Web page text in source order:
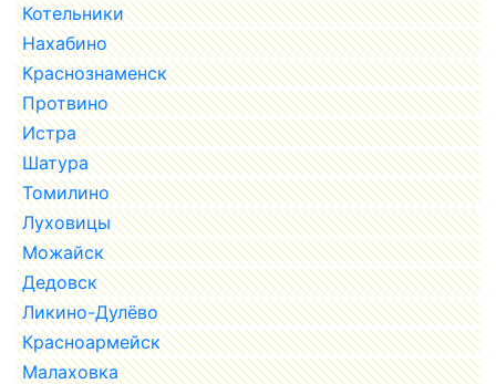
Котельники
Нахабино
Краснознаменск
Протвино
Истра
Шатура
Томилино
Луховицы
Можайск
Дедовск
Ликино-Дулёво
Красноармейск
Малаховка